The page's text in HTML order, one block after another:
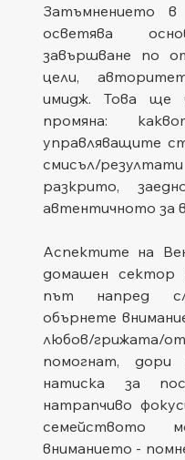
Затъмнението
осветява
завършване по
цели,
имидж. Това ще
промяна:
управляващите
смисъл/
разкрито,
автентичното за
Аспектите на
домашен сектор
път напред
обърнете
любов/грижата/
помогнат,
натиска за
натрапчиво
семейството
вниманието -